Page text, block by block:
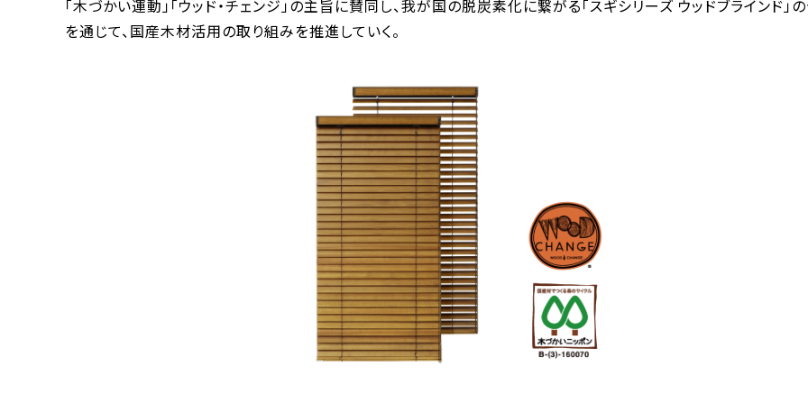
「木づかい運動」「ウッド・チェンジ」の主旨に賛同し、我が国の脱炭素化に繋がる「スギシリーズ ウッドブラインド」
を通じて、国産木材活用の取り組みを推進していく。